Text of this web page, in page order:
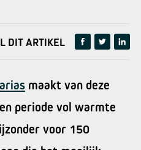
DIT ARTIKEL
maakt van deze
periode vol warmte
voor 150